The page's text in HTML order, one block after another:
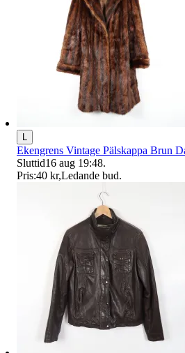
Ekengrens Vintage Pälskappa Brun
Sluttid16 aug 19:48.
Pris:40 kr,Ledande bud.